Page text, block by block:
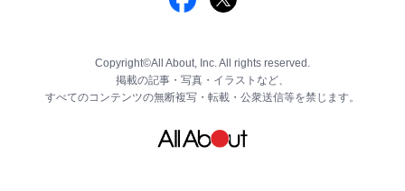
Copyright©All About, Inc. All rights reserved.
掲載の記事・写真・イラストなど、
すべてのコンテンツの無断複写・転載・公衆送信等を禁じます。